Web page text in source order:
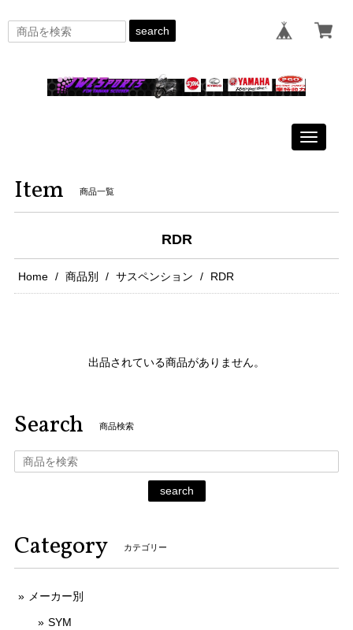
search
Toggle
Item 商品一覧
RDR
Home 商品別 サスペンション RDR
出品されている商品がありません。
Search 商品検索
search
Category カテゴリー
メーカー別
SYM